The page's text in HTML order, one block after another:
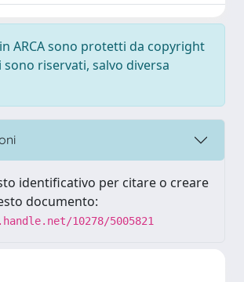
ARCA sono protetti da copyright
riservati, salvo diversa
identificativo per citare o creare
documento:
10278/5005821